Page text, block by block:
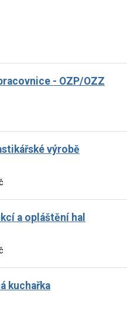
- OZP/OZZ
výrobě
a opláštění hal
kuchařka